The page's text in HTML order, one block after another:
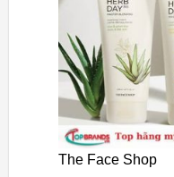
The Face Shop